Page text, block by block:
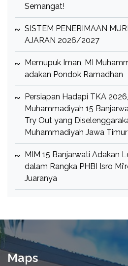
Semangat!
SISTEM PENERIMAAN
AJARAN 2026/2027
Memupuk Iman, MI
adakan Pondok Ramadhan
Persiapan Hadapi TKA
Muhammadiyah 15
Try Out yang
Muhammadiyah Jawa Timur
MIM 15 Banjarwati Adakan
dalam Rangka PHBI Isro
Juaranya
Maps